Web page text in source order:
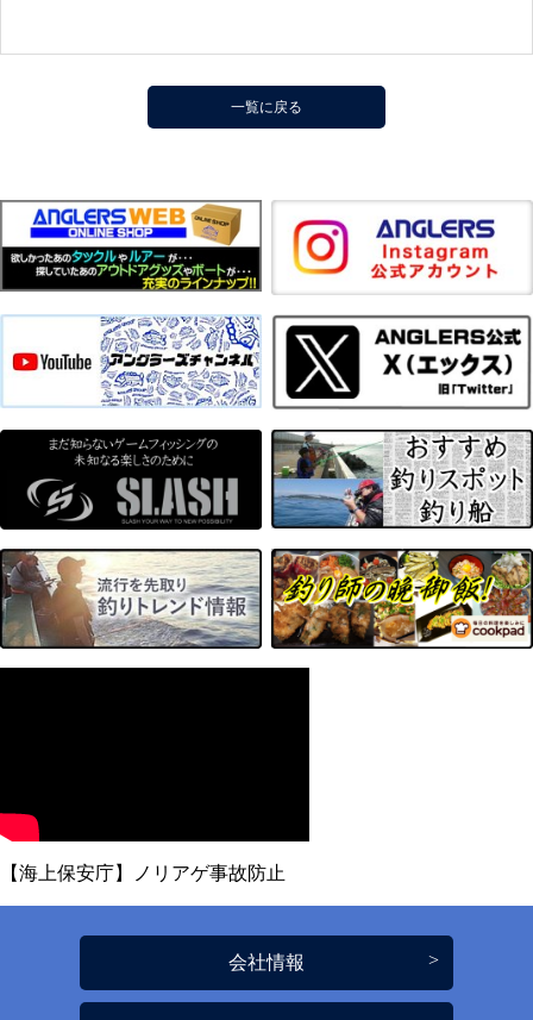
一覧に戻る
【海上保安庁】ノリアゲ事故防止
会社情報